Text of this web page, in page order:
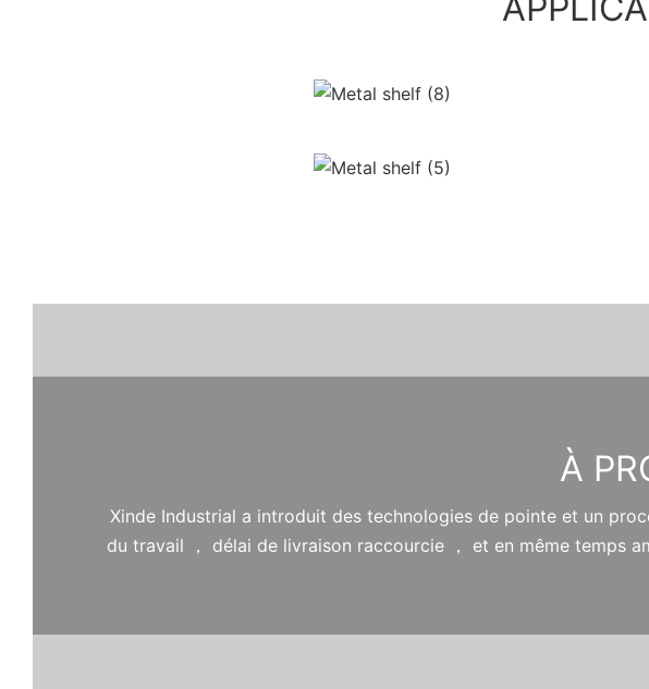
À
Xinde Industrial a introduit des technologies de pointe et un
du travail ， délai de livraison raccourcie ， et en même temps